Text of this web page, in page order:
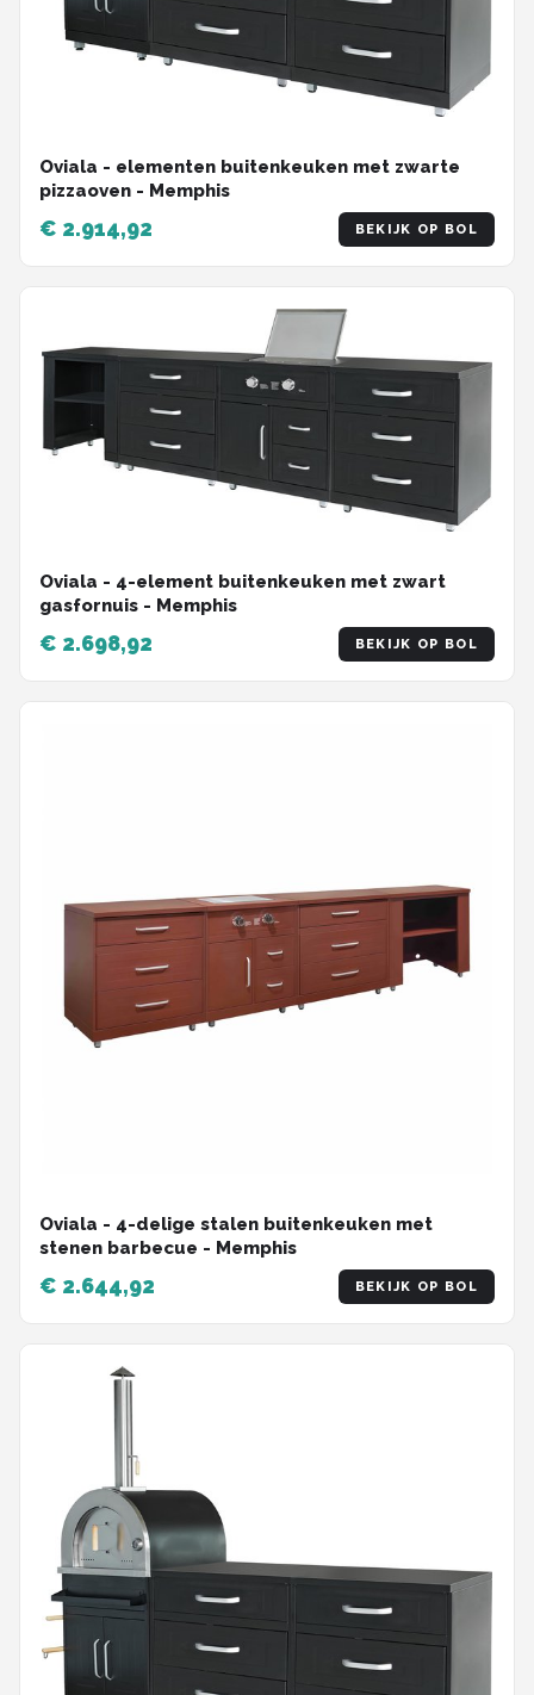
Oviala - elementen buitenkeuken met zwarte
pizzaoven - Memphis
€ 2.914,92 BEKIJK OP BOL
Oviala - 4-element buitenkeuken met zwart
gasfornuis - Memphis
€ 2.698,92 BEKIJK OP BOL
Oviala - 4-delige stalen buitenkeuken met
stenen barbecue - Memphis
€ 2.644,92 BEKIJK OP BOL